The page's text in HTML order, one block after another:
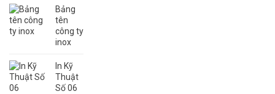
HCM
Laser,
CNC,
Giá
Thạnh
HCM
Bảng
tên
công ty
inox
In Kỹ
Thuật
Số 06